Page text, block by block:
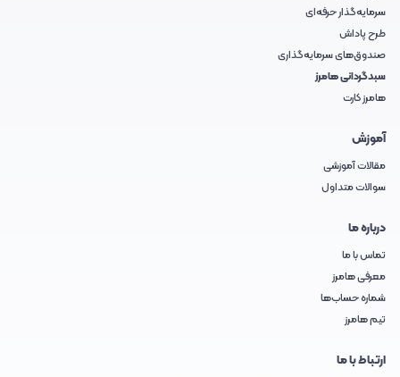
سرمایه‌گذار حرفه‌ای
طرح پاداش
صندوق‌های سرمایه‌گذاری
سبدگردانی هامرز
هامرز کارت
آموزش
مقالات آموزشی
سوالات متداول
درباره ما
تماس با ما
معرفی هامرز
شماره حساب‌ها
تیم هامرز
ارتباط با ما